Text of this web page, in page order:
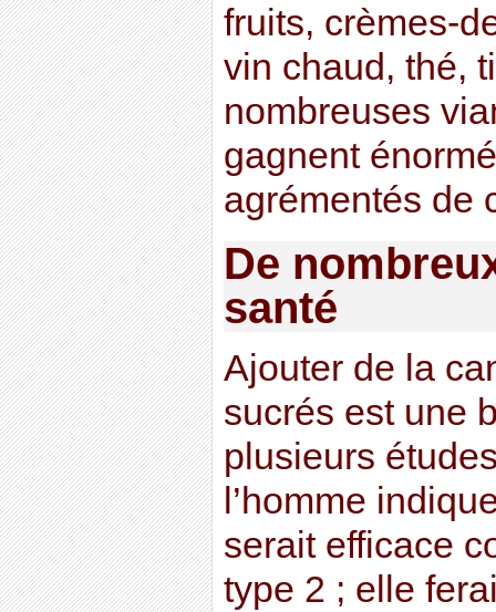
fruits, crèmes-
vin chaud, thé,
nombreuses
gagnent
agrémentés de
De
santé
Ajouter de la
sucrés est une
plusieurs
l’homme
serait efficace
type 2 ; elle